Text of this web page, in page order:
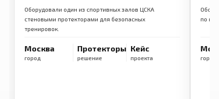
Оборудовали один из спортивных залов ЦСКА
стеновыми протекторами для безопасных
тренировок.
Москва
город
Протекторы
решение
Кейс
проекта
по
город